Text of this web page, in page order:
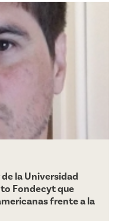
la Universidad
Fondecyt que
frente a la